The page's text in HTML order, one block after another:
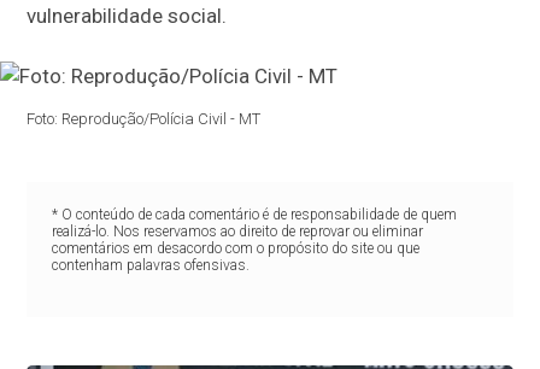
vulnerabilidade social.
Foto: Reprodução/Polícia Civil - MT
* O conteúdo de cada comentário é de responsabilidade de quem
realizá-lo. Nos reservamos ao direito de reprovar ou eliminar
comentários em desacordo com o propósito do site ou que
contenham palavras ofensivas.